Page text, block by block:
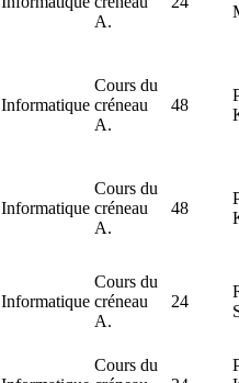
A.
Informatique
Cours du
créneau
A.
48
Informatique
Cours du
créneau
A.
48
Informatique
Cours du
créneau
A.
24
Cours du